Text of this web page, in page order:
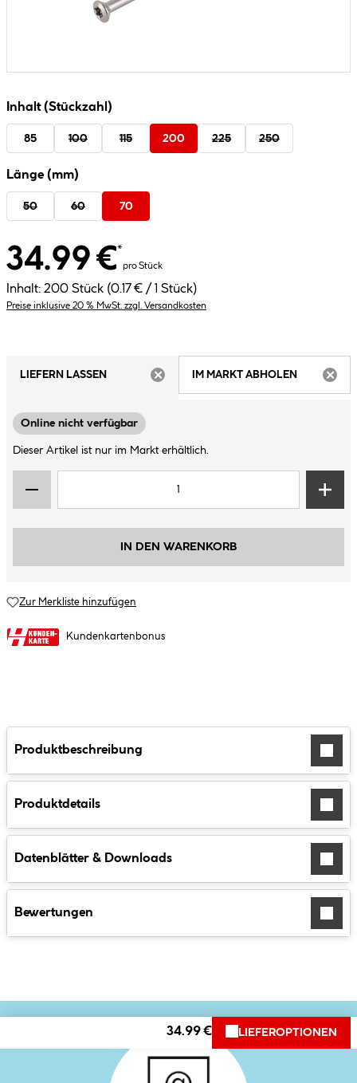
Inhalt (Stückzahl)
85 100 115 200 225 250
Länge (mm)
50 60 70
34.99 €*
pro Stück
Inhalt: 200 Stück (0.17 € / 1 Stück)
Preise inklusive 20 % MwSt. zzgl. Versandkosten
LIEFERN LASSEN
IM MARKT ABHOLEN
Online nicht verfügbar
Dieser Artikel ist nur im Markt erhältlich.
IN DEN WARENKORB
Zur Merkliste hinzufügen
Kundenkartenbonus
Produktbeschreibung
Produktdetails
Datenblätter & Downloads
Bewertungen
34.99 € LIEFEROPTIONEN